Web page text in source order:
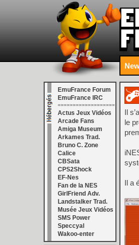
EmuFrance Forum
EmuFrance IRC
===================
Actus Jeux Vidéos
Arcade Fans
Amiga Museum
Arkames Trad.
Bruno C. Zone
Calice
CBSata
CPS2Shock
EF-Nes
Fan de la NES
GirlFriend Adv.
Landstalker Trad.
Musée Jeux Vidéos
SMS Power
Speccyal
Wakoo-enter
Il
le
Il a